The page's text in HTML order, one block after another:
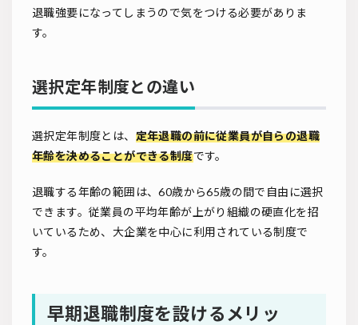
退職強要になってしまうので気をつける必要がありま
す。
選択定年制度との違い
選択定年制度とは、 定年退職の前に従業員が自らの退職
年齢を決めることができる制度です。
退職する年齢の範囲は、60歳から65歳の間で自由に選択
できます。従業員の平均年齢が上がり組織の硬直化を招
いているため、大企業を中心に利用されている制度で
す。
早期退職制度を設けるメリッ